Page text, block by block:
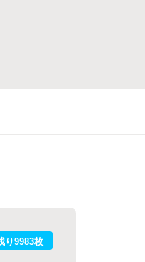
り9983枚